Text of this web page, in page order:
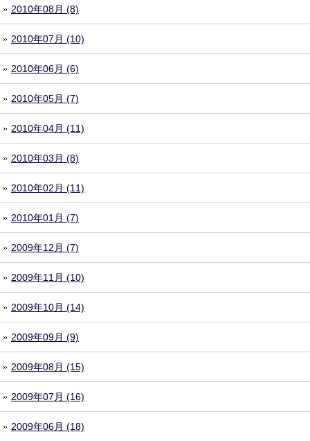
2010年08月 (8)
2010年07月 (10)
2010年06月 (6)
2010年05月 (7)
2010年04月 (11)
2010年03月 (8)
2010年02月 (11)
2010年01月 (7)
2009年12月 (7)
2009年11月 (10)
2009年10月 (14)
2009年09月 (9)
2009年08月 (15)
2009年07月 (16)
2009年06月 (18)